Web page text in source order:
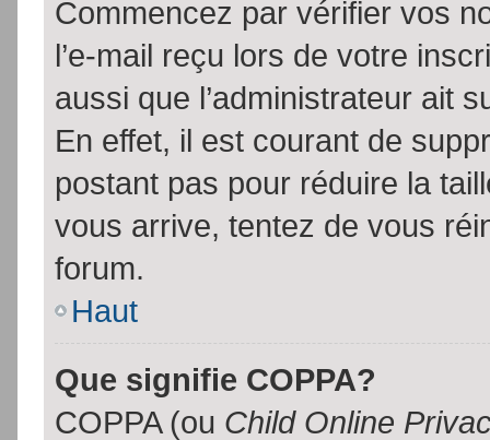
Commencez par vérifier vos
l’e-mail reçu lors de votre
aussi que l’administrateur ait
En effet, il est courant de
postant pas pour réduire la
vous arrive, tentez de vous
forum.
Haut
Que signifie COPPA?
COPPA (ou Child Online